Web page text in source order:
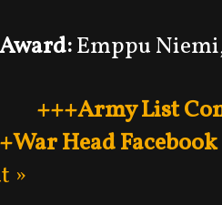
Emppu
+++Army List
Head
»